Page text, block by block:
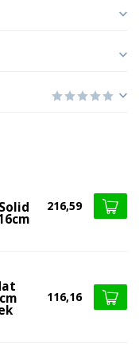
216,59
116,16